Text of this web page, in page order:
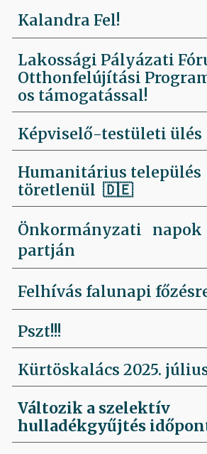
Kalandra Fel!
Lakossági Pályázati
Otthonfelújítási
os támogatással!
Képviselő-testületi ülés
Humanitárius település
töretlenül🇩🇪
Önkormányzati
partján
Felhívás falunapi
Pszt!!!
Kürtöskalács 2025.
Változik a szelektív
hulladékgyűjtés